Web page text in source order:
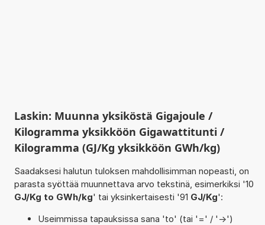
Laskin: Muunna yksiköstä Gigajoule /
Kilogramma yksikköön Gigawattitunti /
Kilogramma (GJ/Kg yksikköön GWh/kg)
Saadaksesi halutun tuloksen mahdollisimman nopeasti, on
parasta syöttää muunnettava arvo tekstinä, esimerkiksi '10
GJ/Kg to GWh/kg' tai yksinkertaisesti '91 GJ/Kg':
Useimmissa tapauksissa sana 'to' (tai '=' / '->')